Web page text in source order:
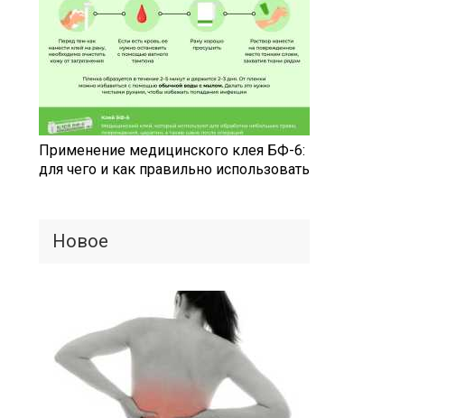
Применение медицинского клея БФ-6:
для чего и как правильно использовать
Новое